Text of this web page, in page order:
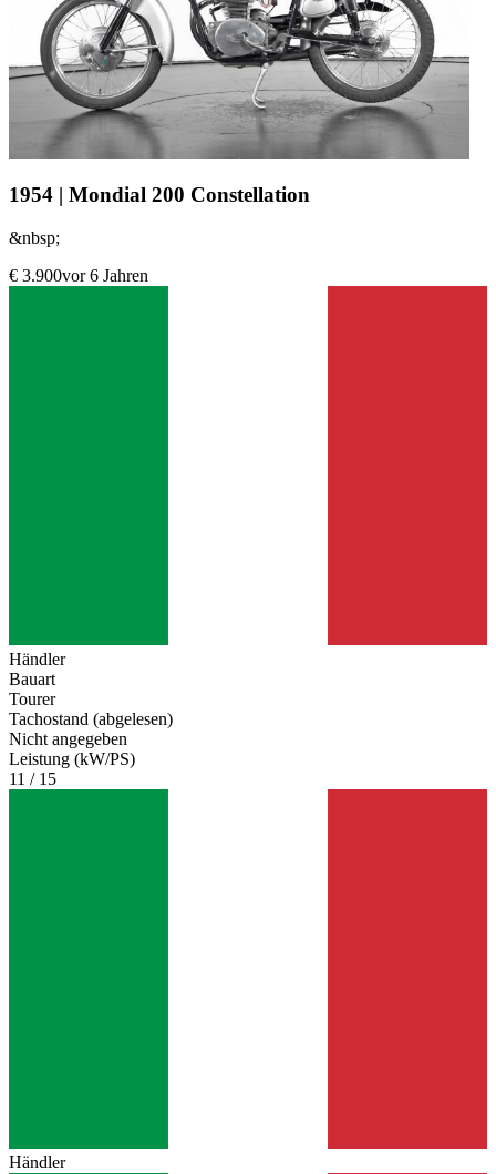
1954 | Mondial 200 Constellation
&nbsp;
€ 3.900vor 6 Jahren
Händler
Bauart
Tourer
Tachostand (abgelesen)
Nicht angegeben
Leistung (kW/PS)
11 / 15
Händler